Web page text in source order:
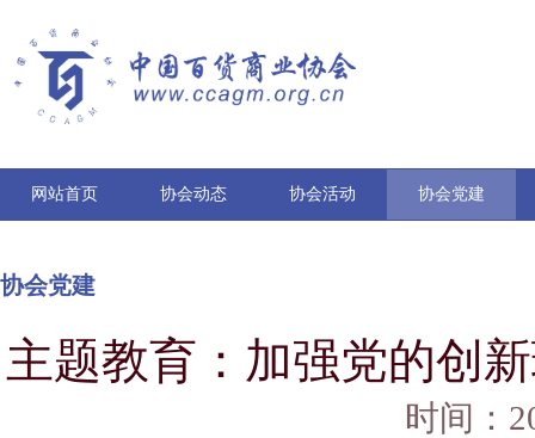
网站首页 协会动态 协会活动 协会党建
协会党建
主题教育：加强党的创
时间：